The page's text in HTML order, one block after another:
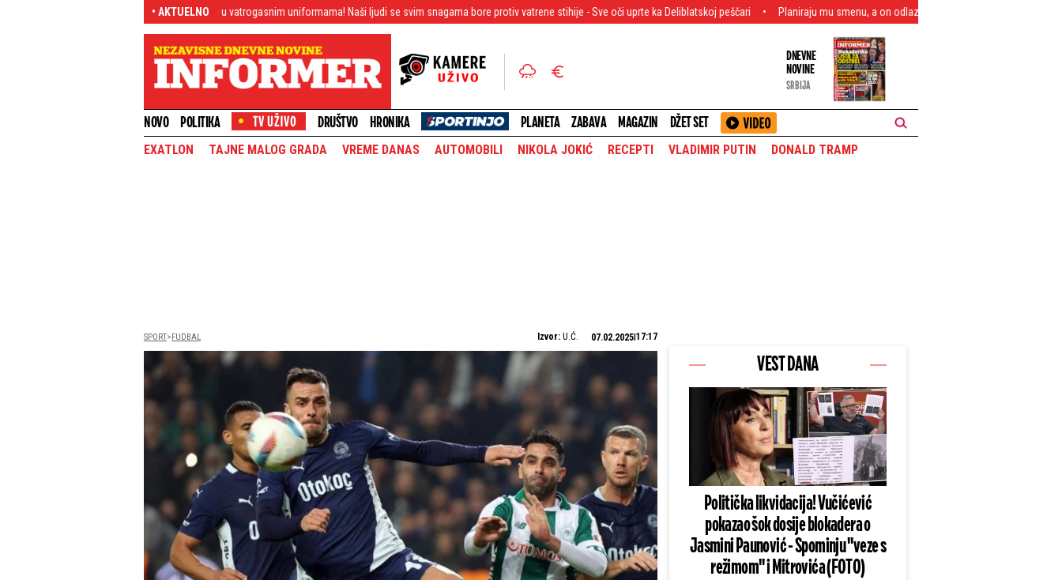
• AKTUELNO
Heroji u vatrogasnim uniformama! Naši ljudi se svim snagama bore protiv vatrene stihije - Sve oči uprte ka Deliblatskoj peščari Planiraju mu smenu, a on odlazi na odmor: Šta smeraju Mercovi rivali?
DNEVNE
NOVINE
SRBIJA
NOVO POLITIKA DRUŠTVO HRONIKA PLANETA ZABAVA MAGAZIN DŽET SET
EXATLON TAJNE MALOG GRADA VREME DANAS AUTOMOBILI NIKOLA JOKIĆ RECEPTI VLADIMIR PUTIN DONALD TRAMP
SPORT FUDBAL Izvor: U.Ć. 07.02.2025 17:17
VEST DANA
Politička likvidacija! Vučićević
pokazao šok dosije blokadera o
Jasmini Paunović - Spominju "veze s
režimom" i Mitrovića (FOTO)